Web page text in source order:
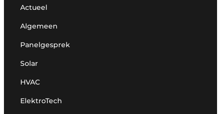
Actueel
Algemeen
Panelgesprek
Solar
HVAC
ElektroTech